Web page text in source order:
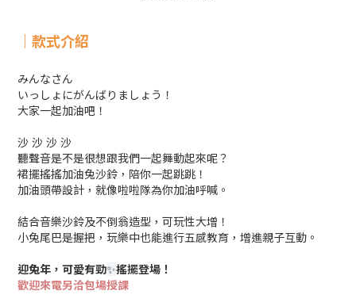
｜款式介紹
みんなさん
いっしょにがんばりましょう！
大家一起加油吧！
沙 沙 沙 沙
聽聲音是不是很想跟我們一起舞動起來呢？
裙擺搖搖加油兔沙鈴，陪你一起跳跳！
加油頭帶設計，就像啦啦隊為你加油呼喊。
結合音樂沙鈴及不倒翁造型，可玩性大增！
小兔尾巴是握把，玩樂中也能進行五感教育，增進親子互動。
迎兔年，可愛有勁✨搖擺登場！
歡迎來電另洽包場授課